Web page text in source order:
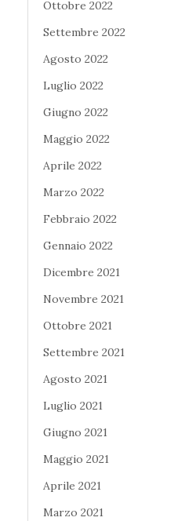
Ottobre 2022
Settembre 2022
Agosto 2022
Luglio 2022
Giugno 2022
Maggio 2022
Aprile 2022
Marzo 2022
Febbraio 2022
Gennaio 2022
Dicembre 2021
Novembre 2021
Ottobre 2021
Settembre 2021
Agosto 2021
Luglio 2021
Giugno 2021
Maggio 2021
Aprile 2021
Marzo 2021